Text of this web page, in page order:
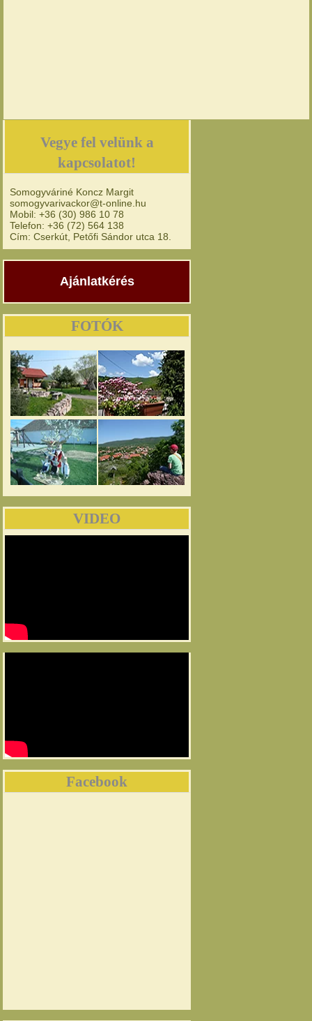
Vegye fel velünk a
kapcsolatot!
Somogyváriné Koncz Margit
somogyvarivackor@t-online.hu
Mobil: +36 (30) 986 10 78
Telefon: +36 (72) 564 138
Cím: Cserkút, Petőfi Sándor utca 18.
Ajánlatkérés
FOTÓK
VIDEO
Facebook